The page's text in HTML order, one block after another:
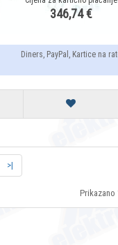
346,74 €
Diners, PayPal, Kartice na
>|
Prikazano